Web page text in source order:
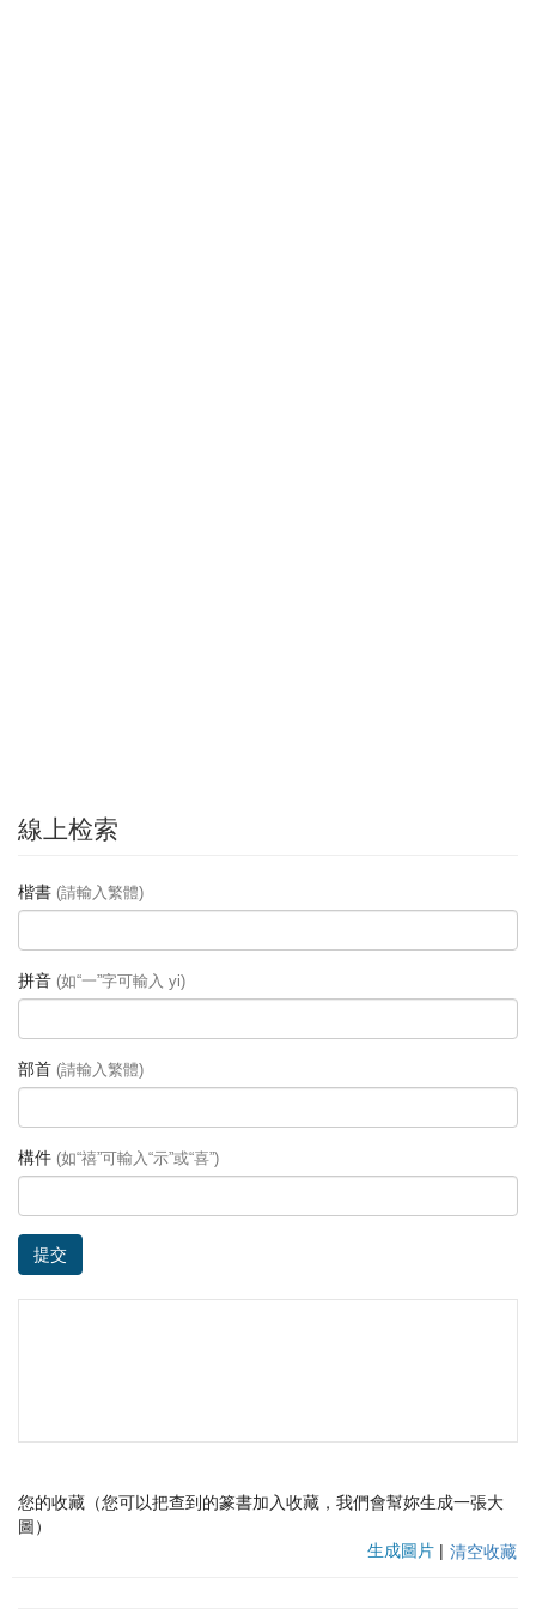
線上检索
楷書 (請輸入繁體)
拼音 (如“一”字可輸入 yi)
部首 (請輸入繁體)
構件 (如“禧”可輸入“示”或“喜”)
提交
您的收藏（您可以把查到的篆書加入收藏，我們會幫妳生成一張大
圖）
生成圖片 | 清空收藏